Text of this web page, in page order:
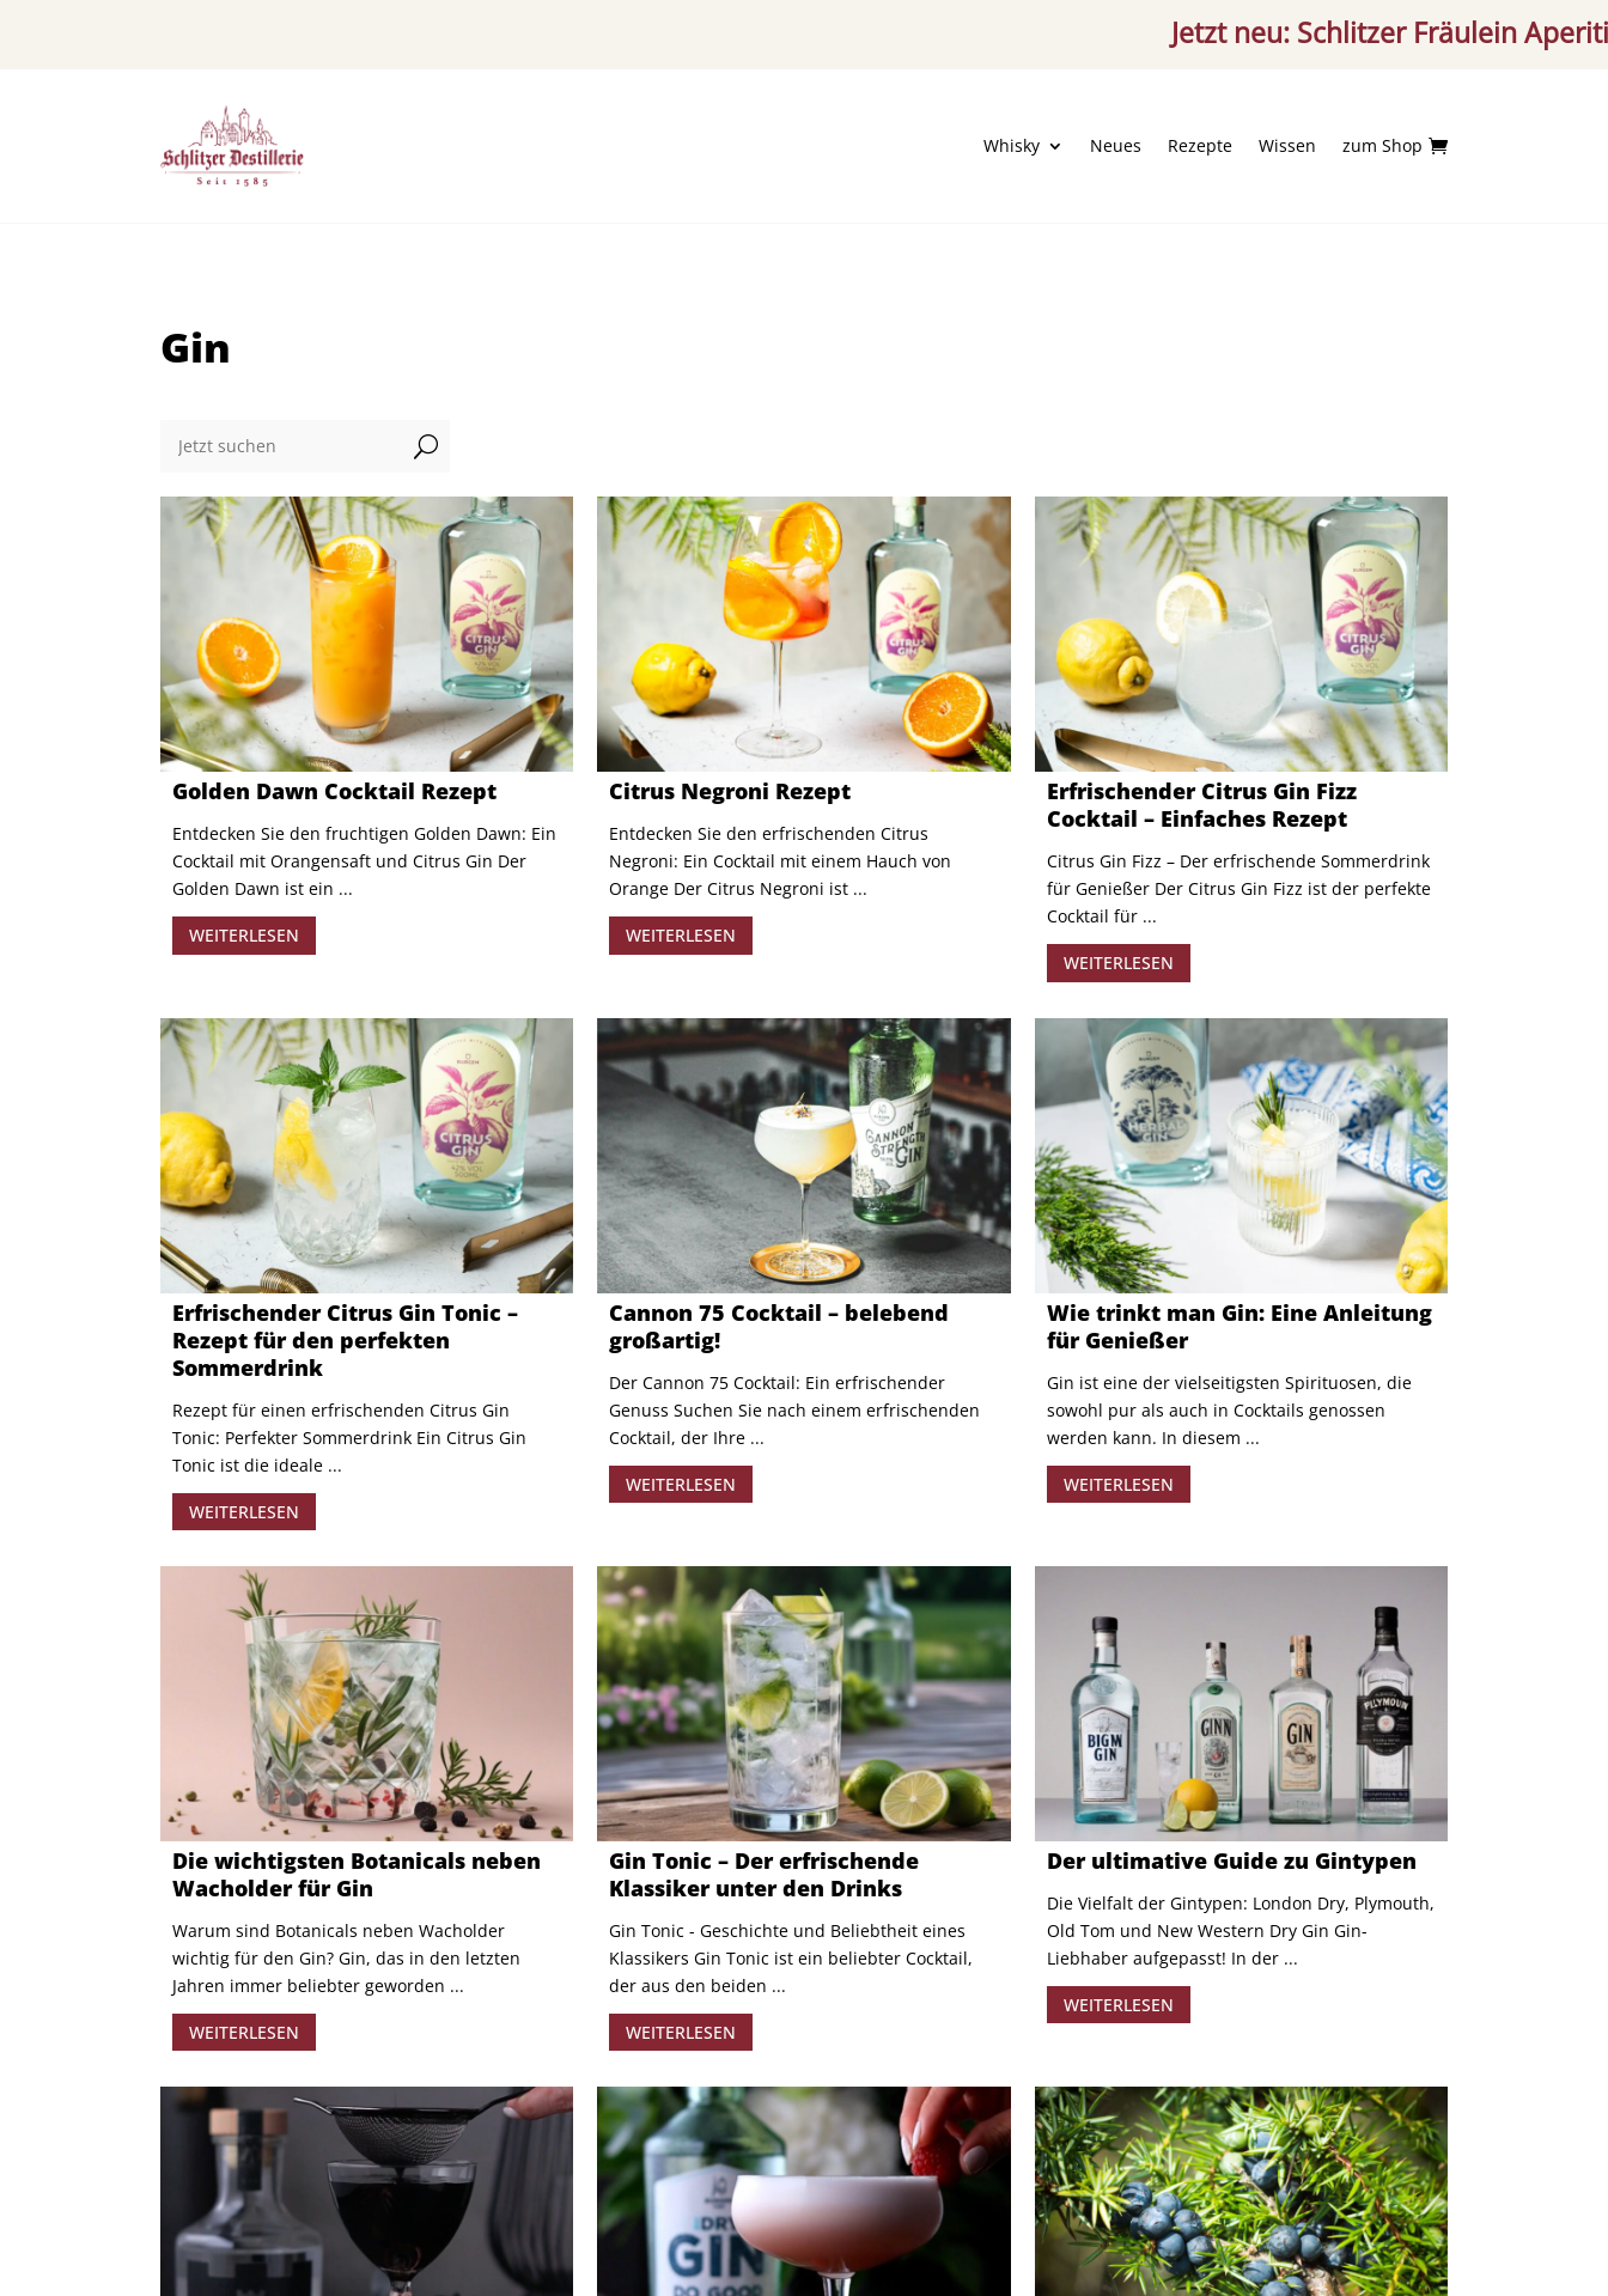
Jetzt neu: Schlitzer Fräulein Aperitif –
Whisky Neues Rezepte Wissen zum Shop 
Gin
U
Golden Dawn Cocktail Rezept
Entdecken Sie den fruchtigen Golden Dawn: Ein
Cocktail mit Orangensaft und Citrus Gin Der
Golden Dawn ist ein ...
WEITERLESEN
Citrus Negroni Rezept
Entdecken Sie den erfrischenden Citrus
Negroni: Ein Cocktail mit einem Hauch von
Orange Der Citrus Negroni ist ...
WEITERLESEN
Erfrischender Citrus Gin Fizz
Cocktail – Einfaches Rezept
Citrus Gin Fizz – Der erfrischende Sommerdrink
für Genießer Der Citrus Gin Fizz ist der perfekte
Cocktail für ...
WEITERLESEN
Erfrischender Citrus Gin Tonic –
Rezept für den perfekten
Sommerdrink
Rezept für einen erfrischenden Citrus Gin
Tonic: Perfekter Sommerdrink Ein Citrus Gin
Tonic ist die ideale ...
WEITERLESEN
Cannon 75 Cocktail – belebend
großartig!
​Der Cannon 75 Cocktail: Ein erfrischender
Genuss Suchen Sie nach einem erfrischenden
Cocktail, der Ihre ...
WEITERLESEN
Wie trinkt man Gin: Eine Anleitung
für Genießer
Gin ist eine der vielseitigsten Spirituosen, die
sowohl pur als auch in Cocktails genossen
werden kann. In diesem ...
WEITERLESEN
Die wichtigsten Botanicals neben
Wacholder für Gin
Warum sind Botanicals neben Wacholder
wichtig für den Gin? Gin, das in den letzten
Jahren immer beliebter geworden ...
WEITERLESEN
Gin Tonic – Der erfrischende
Klassiker unter den Drinks
Gin Tonic - Geschichte und Beliebtheit eines
Klassikers Gin Tonic ist ein beliebter Cocktail,
der aus den beiden ...
WEITERLESEN
Der ultimative Guide zu Gintypen
Die Vielfalt der Gintypen: London Dry, Plymouth,
Old Tom und New Western Dry Gin Gin-
Liebhaber aufgepasst! In der ...
WEITERLESEN